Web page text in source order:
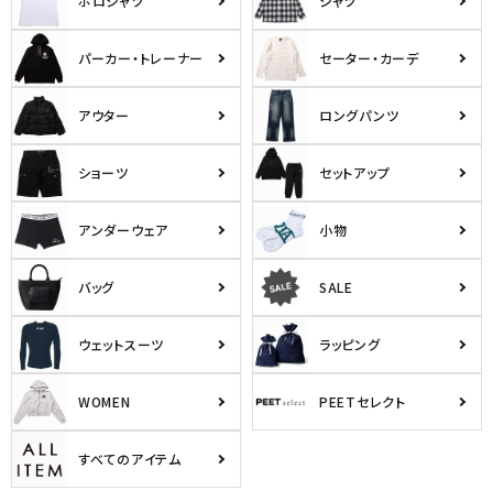
パーカー・トレーナー セーター・カーデ
アウター ロングパンツ
ショーツ セットアップ
アンダーウェア 小物
バッグ SALE
ウェットスーツ ラッピング
WOMEN PEETセレクト
すべてのアイテム